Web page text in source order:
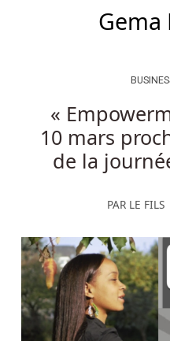
Gema
«
10 mars
de la
PAR LE FILS